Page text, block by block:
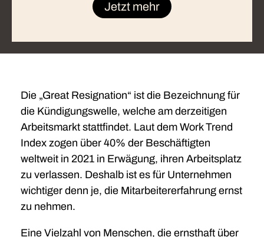
Die „Great Resignation“ ist die Bezeichnung für
die Kündigungswelle, welche am derzeitigen
Arbeitsmarkt stattfindet. Laut dem Work Trend
Index zogen über 40% der Beschäftigten
weltweit in 2021 in Erwägung, ihren Arbeitsplatz
zu verlassen. Deshalb ist es für Unternehmen
wichtiger denn je, die Mitarbeitererfahrung ernst
zu nehmen.
Eine Vielzahl von Menschen, die ernsthaft über